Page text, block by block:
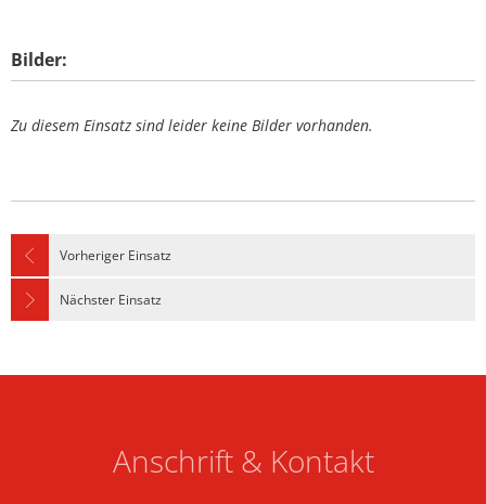
Bilder:
Zu diesem Einsatz sind leider keine Bilder vorhanden.
Vorheriger Einsatz
Nächster Einsatz
Anschrift & Kontakt